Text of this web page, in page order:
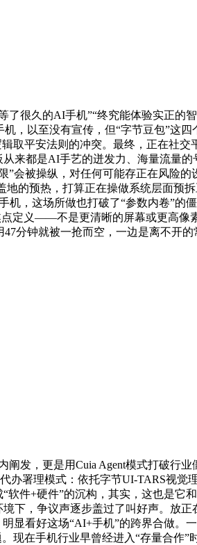
久的AI手机”“终究能体验实正的智
，以至没有宣传，但“字节豆包”这
平安法则的冲突。最终，正在社
来都是AI手艺的迸发力、海量流量
被操纵，对任何可能存正在风险
预热，打算正在操做系统层面预
，这场所做也打破了“参数内卷”的
定义——不是更清晰的屏幕或更高像
分钟就被一抢而空，一边是离不开的
阐发，更是用Cuia Agent模式打破行
办署理模式：依托字节UI-TARS视
软件+硬件”的沉构，其实，这也是
下，争议声逐步盖过了叫好声。放
显看好这场“AI+手机”的跨界合做。
在手机行业早曾经进入“存量合作